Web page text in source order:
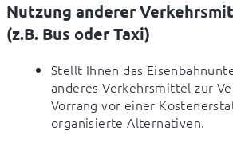
Nutzung anderer
(z.B. Bus oder Taxi)
Stellt Ihnen das
anderes Verkehrsmittel zur
Vorrang vor einer
organisierte Alternativen.